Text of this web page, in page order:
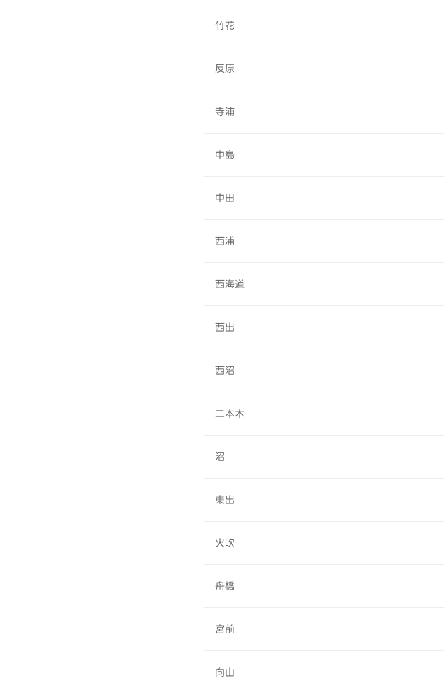
竹花
反原
寺浦
中島
中田
西浦
西海道
西出
西沼
二本木
沼
東出
火吹
舟橋
宮前
向山